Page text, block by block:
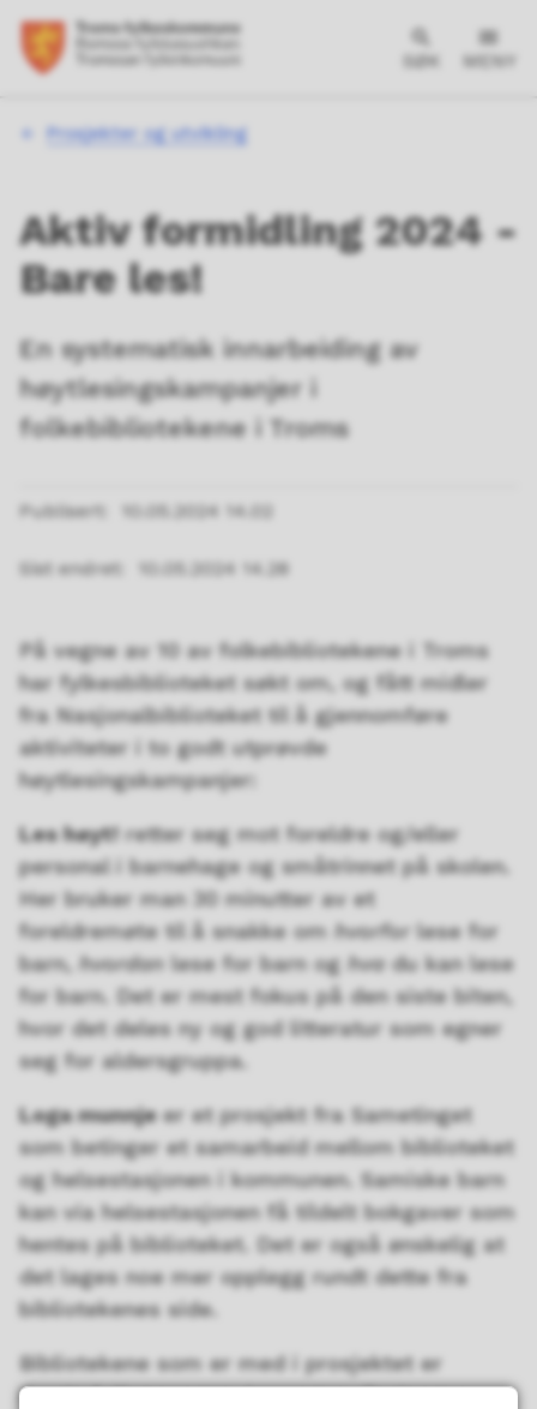
SØK MENY
Du
Prosjekter og utvikling
Aktiv formidling 2024 -
Bare les!
En systematisk innarbeiding av
høytlesingskampanjer i
folkebibliotekene i Troms
Publisert 10.05.2024 14.02
Sist endret 10.05.2024 14.28
På vegne av 10 av folkebibliotekene i Troms
har fylkesbiblioteket søkt om, og fått midler
fra Nasjonalbiblioteket til å gjennomføre
aktiviteter i to godt utprøvde
høytlesingskampanjer:
Les høyt! retter seg mot foreldre og/eller
personal i barnehage og småtrinnet på skolen.
Her bruker man 30 minutter av et
foreldremøte til å snakke om hvorfor lese for
barn, hvordan lese for barn og hvadu kan lese
for barn. Det er mest fokus på den siste biten,
hvor det deles ny og god litteratur som egner
seg for aldersgruppa.
Loga munnjeer et prosjekt fra Sametinget
som betinger et samarbeid mellom biblioteket
og helsestasjonen i kommunen. Samiske barn
kan via helsestasjonen få tildelt bokgaver som
hentes på biblioteket. Det er også ønskelig at
det lages noe mer opplegg rundt dette fra
bibliotekenes side.
Bibliotekene som er med i prosjektet er
Ibestad, Kvænangen, Lavangen, Gratangen,